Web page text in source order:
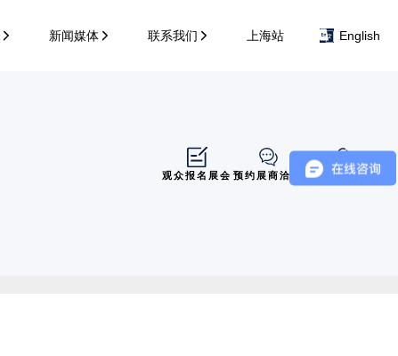
新闻媒体 联系我们 上海站 English
观众报名展会 预约展商洽谈 展商展位导览